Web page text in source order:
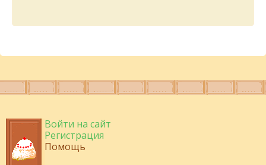
Войти на сайт
Регистрация
Помощь